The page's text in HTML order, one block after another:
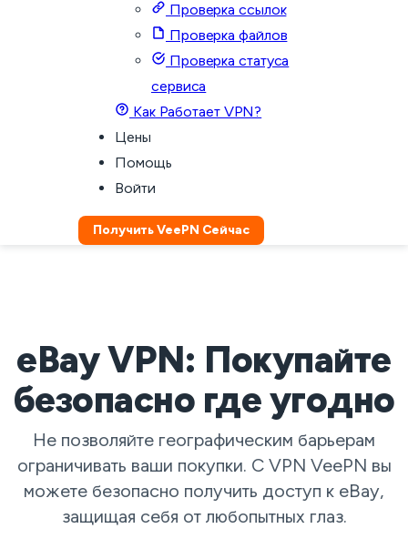
Проверка ссылок
Проверка файлов
Проверка статуса
сервиса
Как Работает VPN?
Цены
Помощь
Войти
Получить VeePN Сейчас
eBay VPN: Покупайте
безопасно где угодно
Не позволяйте географическим барьерам
ограничивать ваши покупки. С VPN VeePN вы
можете безопасно получить доступ к eBay,
защищая себя от любопытных глаз.